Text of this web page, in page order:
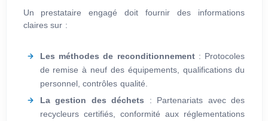
Un prestataire engagé doit fournir des informations
claires sur :
Les méthodes de reconditionnement: Protocoles
de remise à neuf des équipements, qualifications du
personnel, contrôles qualité.
La gestion des déchets : Partenariats avec des
recycleurs certifiés, conformité aux réglementations